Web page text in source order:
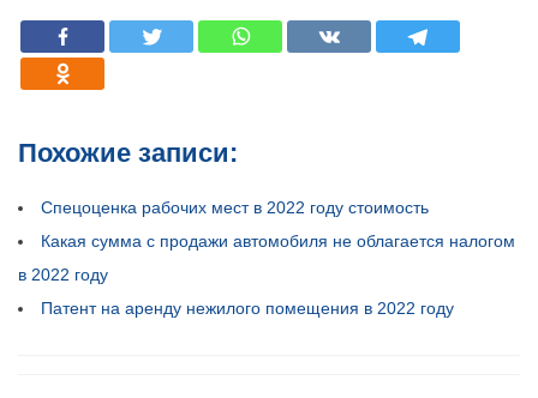
Похожие записи:
Спецоценка рабочих мест в 2022 году стоимость
Какая сумма с продажи автомобиля не облагается налогом
в 2022 году
Патент на аренду нежилого помещения в 2022 году